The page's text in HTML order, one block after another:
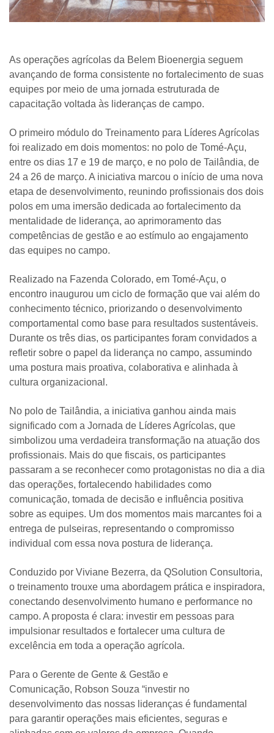
As operações agrícolas da Belem Bioenergia seguem
avançando de forma consistente no fortalecimento de suas
equipes por meio de uma jornada estruturada de
capacitação voltada às lideranças de campo.
O primeiro módulo do Treinamento para Líderes Agrícolas
foi realizado em dois momentos: no polo de Tomé-Açu,
entre os dias 17 e 19 de março, e no polo de Tailândia, de
24 a 26 de março. A iniciativa marcou o início de uma nova
etapa de desenvolvimento, reunindo profissionais dos dois
polos em uma imersão dedicada ao fortalecimento da
mentalidade de liderança, ao aprimoramento das
competências de gestão e ao estímulo ao engajamento
das equipes no campo.
Realizado na Fazenda Colorado, em Tomé-Açu, o
encontro inaugurou um ciclo de formação que vai além do
conhecimento técnico, priorizando o desenvolvimento
comportamental como base para resultados sustentáveis.
Durante os três dias, os participantes foram convidados a
refletir sobre o papel da liderança no campo, assumindo
uma postura mais proativa, colaborativa e alinhada à
cultura organizacional.
No polo de Tailândia, a iniciativa ganhou ainda mais
significado com a Jornada de Líderes Agrícolas, que
simbolizou uma verdadeira transformação na atuação dos
profissionais. Mais do que fiscais, os participantes
passaram a se reconhecer como protagonistas no dia a dia
das operações, fortalecendo habilidades como
comunicação, tomada de decisão e influência positiva
sobre as equipes. Um dos momentos mais marcantes foi a
entrega de pulseiras, representando o compromisso
individual com essa nova postura de liderança.
Conduzido por Viviane Bezerra, da QSolution Consultoria,
o treinamento trouxe uma abordagem prática e inspiradora,
conectando desenvolvimento humano e performance no
campo. A proposta é clara: investir em pessoas para
impulsionar resultados e fortalecer uma cultura de
excelência em toda a operação agrícola.
Para o Gerente de Gente & Gestão e
Comunicação, Robson Souza “investir no
desenvolvimento das nossas lideranças é fundamental
para garantir operações mais eficientes, seguras e